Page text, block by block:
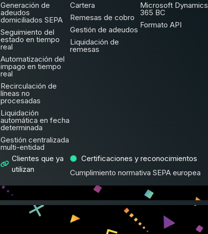
Generación de
adeudos
domiciliados SEPA
Seguimiento del
estado en tiempo
real
Automatización del
impago en tiempo
real
Recirculación de
líneas no
procesadas
Liquidación
automática en fecha
determinada
Gestión centralizada
multi-entidad
Cartera
Remesas de cobro
Gestión de adeudos
Liquidación de
remesas
Microsoft Dynamics
365 BC
Formato API
Clientes que ya
utilizan
Certificaciones y reconocimientos
Cumplimiento normativa SEPA europea